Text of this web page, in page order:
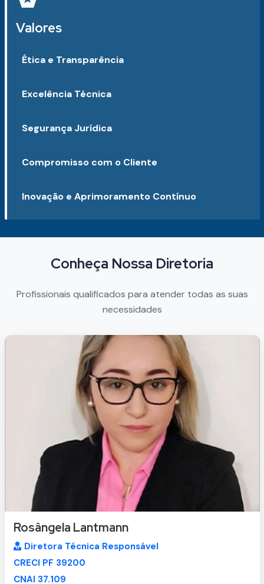
Valores
Ética e Transparência
Excelência Técnica
Segurança Jurídica
Compromisso com o Cliente
Inovação e Aprimoramento Contínuo
Conheça Nossa Diretoria
Profissionais qualificados para atender todas as suas
necessidades
Rosângela Lantmann
Diretora Técnica Responsável
CRECI PF 39200
CNAI 37.109